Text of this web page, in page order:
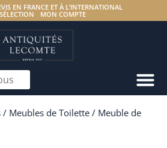
EN FRANCE ET À L’INTERNATIONAL
MON COMPTE
/ Meubles de Toilette / Meuble de